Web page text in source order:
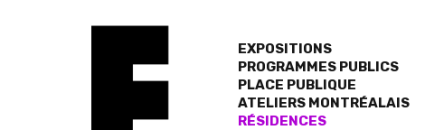
EXPOSITIONS
PROGRAMMES PUBLICS
PLACE PUBLIQUE
ATELIERS MONTRÉALAIS
RÉSIDENCES